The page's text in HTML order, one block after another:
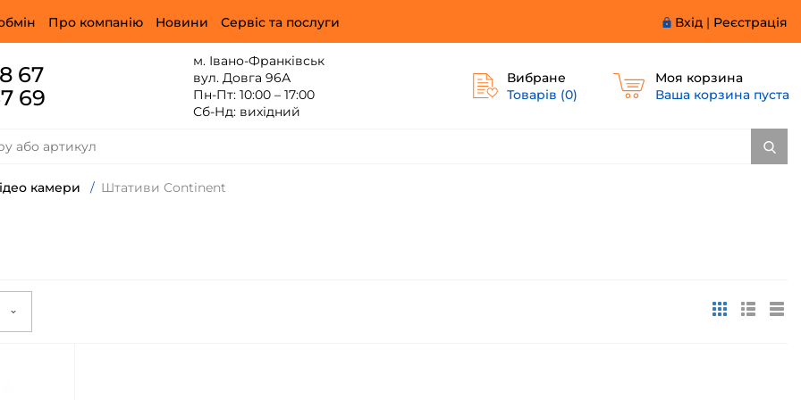
Вхід | Реєстрація
Про компанію Новини Сервіс та послуги
67
69
м. Івано-Франківськ
вул. Довга 96А
Пн-Пт: 10:00 – 17:00
Сб-Нд: вихідний
Вибране
Товарів (0)
Моя корзина
Ваша корзина пуста
камери / Штативи Continent